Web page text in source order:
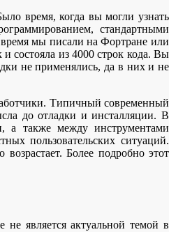
время, когда вы могли узнать
стандартными
мы писали на Фортране или
состояла из 4000 строк кода. Вы
не применялись, да в них и не
Типичный современный
до отладки и инсталляции. В
а также между инструментами
пользовательских ситуаций.
Более подробно этот
является актуальной темой в